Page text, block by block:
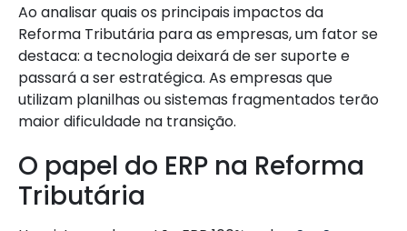
Ao analisar quais os principais impactos da
Reforma Tributária para as empresas, um fator se
destaca: a tecnologia deixará de ser suporte e
passará a ser estratégica. As empresas que
utilizam planilhas ou sistemas fragmentados terão
maior dificuldade na transição.
O papel do ERP na Reforma
Tributária